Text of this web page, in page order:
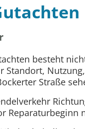
besteht
Standort,
Straße
Reparaturbeginn